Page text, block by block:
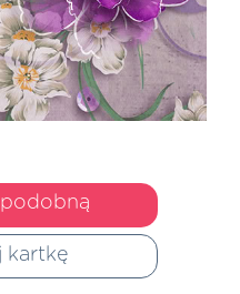
kartkę